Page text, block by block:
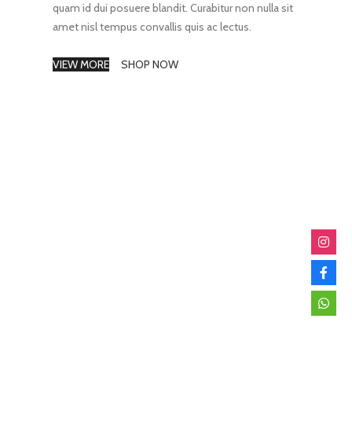
quam id dui posuere blandit. Curabitur non nulla sit
amet nisl tempus convallis quis ac lectus.
VIEW MORE SHOP NOW